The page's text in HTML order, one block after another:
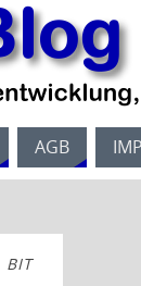
AGB
BIT